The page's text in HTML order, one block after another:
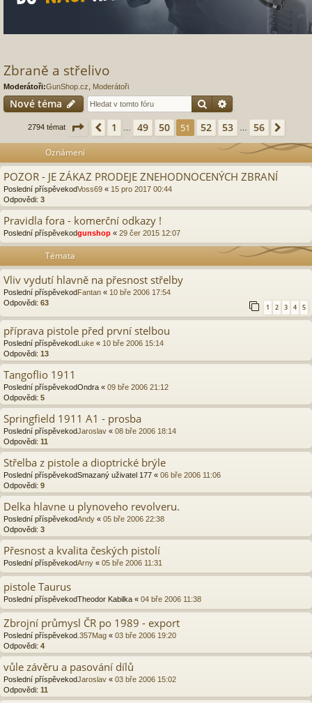
Zbraně a střelivo
Moderátoři:GunShop.cz Moderátoři
Nové téma Hledat
2794 témat Stránka z56
Předchozí
1 49 50 51 52 53 56
Oznámení
POZOR - JE ZÁKAZ PRODEJE ZNEHODNOCENÝCH ZBRANÍ
Poslední příspěvekodVoss69 « 15 pro 2017 00:44
Odpovědi: 3
Pravidla fora - komerční odkazy !
Poslední příspěvekodgunshop « 29 čer 2015 12:07
Témata
Vliv vydutí hlavně na přesnost střelby
Poslední příspěvekodFantan « 10 bře 2006 17:54
Odpovědi: 63
1 2 3 4 5
příprava pistole před první stelbou
Poslední příspěvekodLuke « 10 bře 2006 15:14
Odpovědi: 13
Tangoflio 1911
Poslední příspěvekodOndra « 09 bře 2006 21:12
Odpovědi: 5
Springfield 1911 A1 - prosba
Poslední příspěvekodJaroslav « 08 bře 2006 18:14
Odpovědi: 11
Střelba z pistole a dioptrické brýle
Poslední příspěvekodSmazaný uživatel 177 « 06 bře 2006 11:06
Odpovědi: 9
Delka hlavne u plynoveho revolveru.
Poslední příspěvekodAndy « 05 bře 2006 22:38
Odpovědi: 3
Přesnost a kvalita českých pistolí
Poslední příspěvekodArny « 05 bře 2006 11:31
pistole Taurus
Poslední příspěvekodTheodor Kabilka « 04 bře 2006 11:38
Zbrojní průmysl ČR po 1989 - export
Poslední příspěvekod .357Mag « 03 bře 2006 19:20
Odpovědi: 4
vůle závěru a pasování dílů
Poslední příspěvekodJaroslav « 03 bře 2006 15:02
Odpovědi: 11